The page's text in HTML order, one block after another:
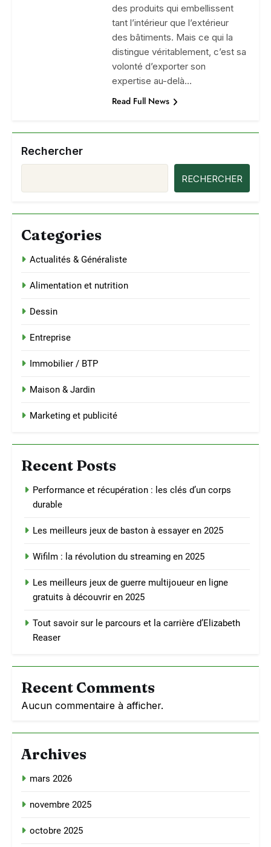
des produits qui embellissent
tant l’intérieur que l’extérieur
des bâtiments. Mais ce qui la
distingue véritablement, c’est sa
volonté d’exporter son
expertise au-delà…
Read Full News
Rechercher
RECHERCHER
Categories
Actualités & Généraliste
Alimentation et nutrition
Dessin
Entreprise
Immobilier / BTP
Maison & Jardin
Marketing et publicité
Recent Posts
Performance et récupération : les clés d’un corps
durable
Les meilleurs jeux de baston à essayer en 2025
Wifilm : la révolution du streaming en 2025
Les meilleurs jeux de guerre multijoueur en ligne
gratuits à découvrir en 2025
Tout savoir sur le parcours et la carrière d’Elizabeth
Reaser
Recent Comments
Aucun commentaire à afficher.
Archives
mars 2026
novembre 2025
octobre 2025